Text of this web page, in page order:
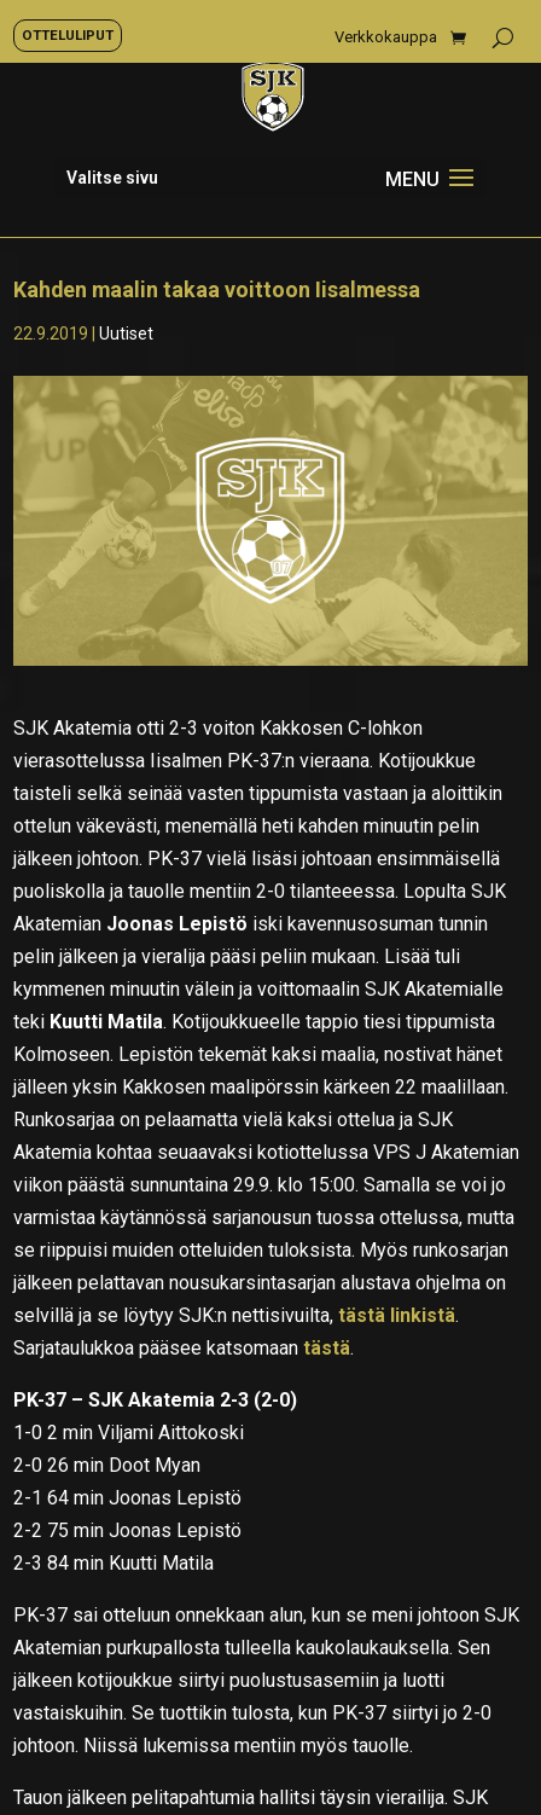
OTTELULIPUT Verkkokauppa
Valitse sivu
Kahden maalin takaa voittoon Iisalmessa
22.9.2019 |Uutiset
SJK Akatemia otti 2-3 voiton Kakkosen C-lohkon
vierasottelussa Iisalmen PK-37:n vieraana. Kotijoukkue
taisteli selkä seinää vasten tippumista vastaan ja aloittikin
ottelun väkevästi, menemällä heti kahden minuutin pelin
jälkeen johtoon. PK-37 vielä lisäsi johtoaan ensimmäisellä
puoliskolla ja tauolle mentiin 2-0 tilanteeessa. Lopulta SJK
Akatemian Joonas Lepistö iski kavennusosuman tunnin
pelin jälkeen ja vieralija pääsi peliin mukaan. Lisää tuli
kymmenen minuutin välein ja voittomaalin SJK Akatemialle
teki Kuutti Matila. Kotijoukkueelle tappio tiesi tippumista
Kolmoseen. Lepistön tekemät kaksi maalia, nostivat hänet
jälleen yksin Kakkosen maalipörssin kärkeen 22 maalillaan.
Runkosarjaa on pelaamatta vielä kaksi ottelua ja SJK
Akatemia kohtaa seuaavaksi kotiottelussa VPS J Akatemian
viikon päästä sunnuntaina 29.9. klo 15:00. Samalla se voi jo
varmistaa käytännössä sarjanousun tuossa ottelussa, mutta
se riippuisi muiden otteluiden tuloksista. Myös runkosarjan
jälkeen pelattavan nousukarsintasarjan alustava ohjelma on
selvillä ja se löytyy SJK:n nettisivuilta,tästä linkistä.
Sarjataulukkoa pääsee katsomaantästä.
PK-37 – SJK Akatemia 2-3 (2-0)
1-0 2 min Viljami Aittokoski
2-0 26 min Doot Myan
2-1 64 min Joonas Lepistö
2-2 75 min Joonas Lepistö
2-3 84 min Kuutti Matila
PK-37 sai otteluun onnekkaan alun, kun se meni johtoon SJK
Akatemian purkupallosta tulleella kaukolaukauksella. Sen
jälkeen kotijoukkue siirtyi puolustusasemiin ja luotti
vastaiskuihin. Se tuottikin tulosta, kun PK-37 siirtyi jo 2-0
johtoon. Niissä lukemissa mentiin myös tauolle.
Tauon jälkeen pelitapahtumia hallitsi täysin vierailija. SJK